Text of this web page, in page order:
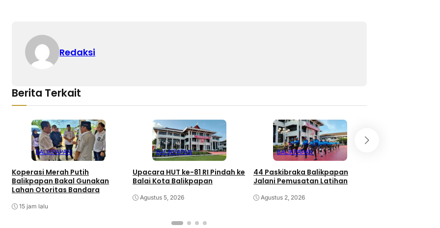
Redaksi
Berita Terkait
BALIKPAPAN
Koperasi Merah Putih
Balikpapan Bakal Gunakan
Lahan Otoritas Bandara
15 jam lalu
BALIKPAPAN
Upacara HUT ke-81 RI Pindah ke
Balai Kota Balikpapan
Agustus 5, 2026
BALIKPAPAN
44 Paskibraka Balikpapan
Jalani Pemusatan Latihan
Agustus 2, 2026